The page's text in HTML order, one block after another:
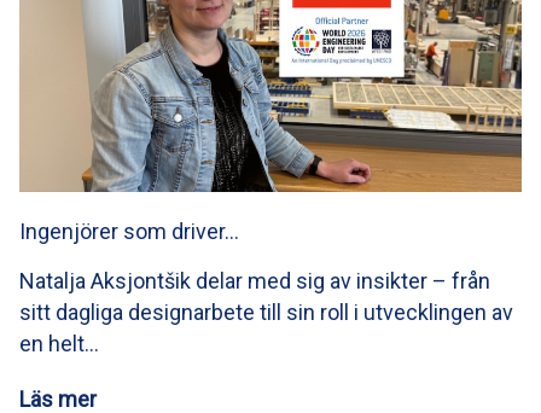
Ingenjörer som driver…
Natalja Aksjontšik delar med sig av insikter – från
sitt dagliga designarbete till sin roll i utvecklingen av
en helt…
Läs mer